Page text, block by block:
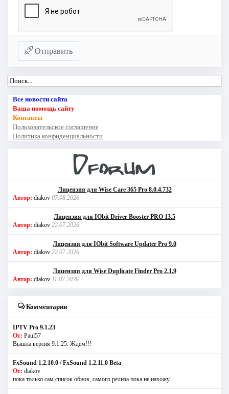
Отправить
Все новости сайта
Ваша помощь сайту
Контакты
Пользовательское соглашение
Политика конфиденциальности
Лицензия для Wise Care 365 Pro 8.0.4.732
Автор: diakov 07.08.2026
Лицензия для IObit Driver Booster PRO 13.5
Автор: diakov 22.07.2026
Лицензия для IObit Software Updater Pro 9.0
Автор: diakov 22.07.2026
Лицензия для Wise Duplicate Finder Pro 2.1.9
Автор: diakov 11.07.2026
Комментарии
IPTV Pro 9.1.23
От: Paul57
Вышла версия 9.1.25. Ждём!!!
FxSound 1.2.10.0 / FxSound 1.2.11.0 Beta
От: diakov
пока только сам список обнов, самого релиза пока не нахожу.